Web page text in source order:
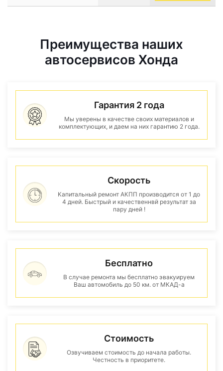
Преимущества наших
автосервисов Хонда
Гарантия 2 года
Мы уверены в качестве своих материалов и
комплектующих, и даем на них гарантию 2 года.
Скорость
Капитальный ремонт АКПП производится от 1 до
4 дней. Быстрый и качественнвй результат за
пару дней !
Бесплатно
В случае ремонта мы бесплатно эвакуируем
Ваш автомобиль до 50 км. от МКАД-а
Стоимость
Озвучиваем стоимость до начала работы.
Честность в приоритете.